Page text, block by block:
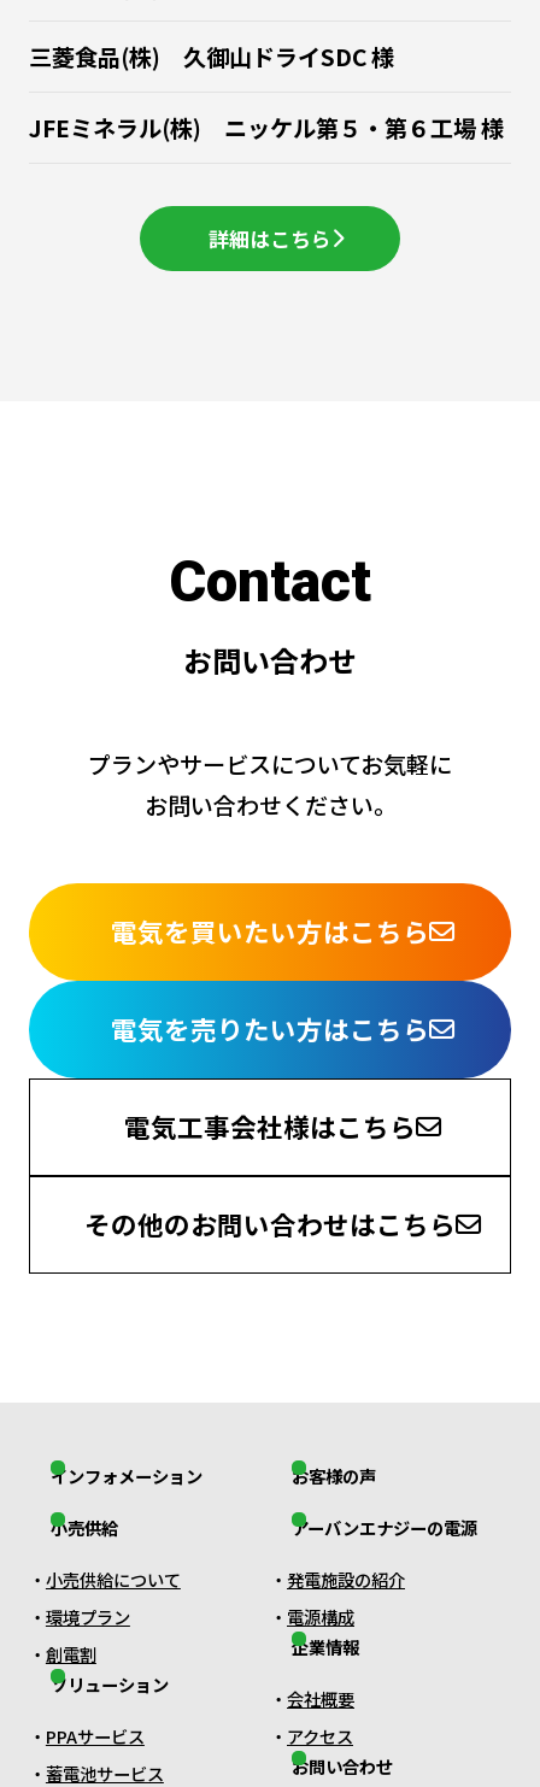
三菱食品(株) 久御山ドライSDC 様
JFEミネラル(株) ニッケル第５・第６工場 様
詳細はこちら
Contact
お問い合わせ
プランやサービスについてお気軽に
お問い合わせください。
電気を買いたい方はこちら
電気を売りたい方はこちら
電気工事会社様はこちら
その他のお問い合わせはこちら
インフォメーション
小売供給
小売供給について
環境プラン
創電割
ソリューション
PPAサービス
蓄電池サービス
お客様の声
アーバンエナジーの電源
発電施設の紹介
電源構成
企業情報
会社概要
アクセス
お問い合わせ